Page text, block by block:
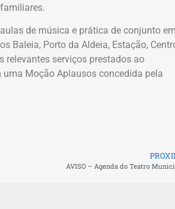
de música e prática de conjunto em
Baleia, Porto da Aldeia, Estação,
relevantes serviços prestados ao
Moção Aplausos concedida pela
AVISO – Agenda do Teatro